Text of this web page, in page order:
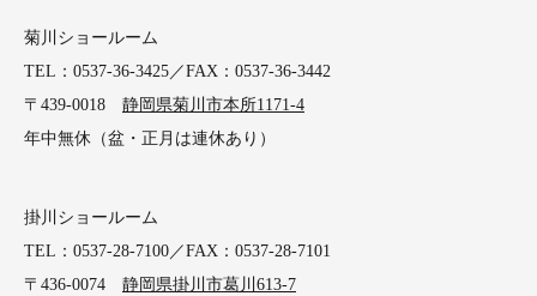
菊川ショールーム
TEL：0537-36-3425／FAX：0537-36-3442
〒439-0018 静岡県菊川市本所1171-4
年中無休（盆・正月は連休あり）
掛川ショールーム
TEL：0537-28-7100／FAX：0537-28-7101
〒436-0074 静岡県掛川市葛川613-7